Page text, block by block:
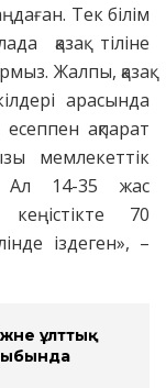
Тек білім
қазақ тіліне
Жалпы, қазақ
арасында
ақпарат
мемлекеттік
Ал 14-35 жас
70
іздеген», –
ұлттық